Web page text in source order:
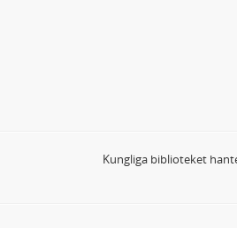
Kungliga biblioteket